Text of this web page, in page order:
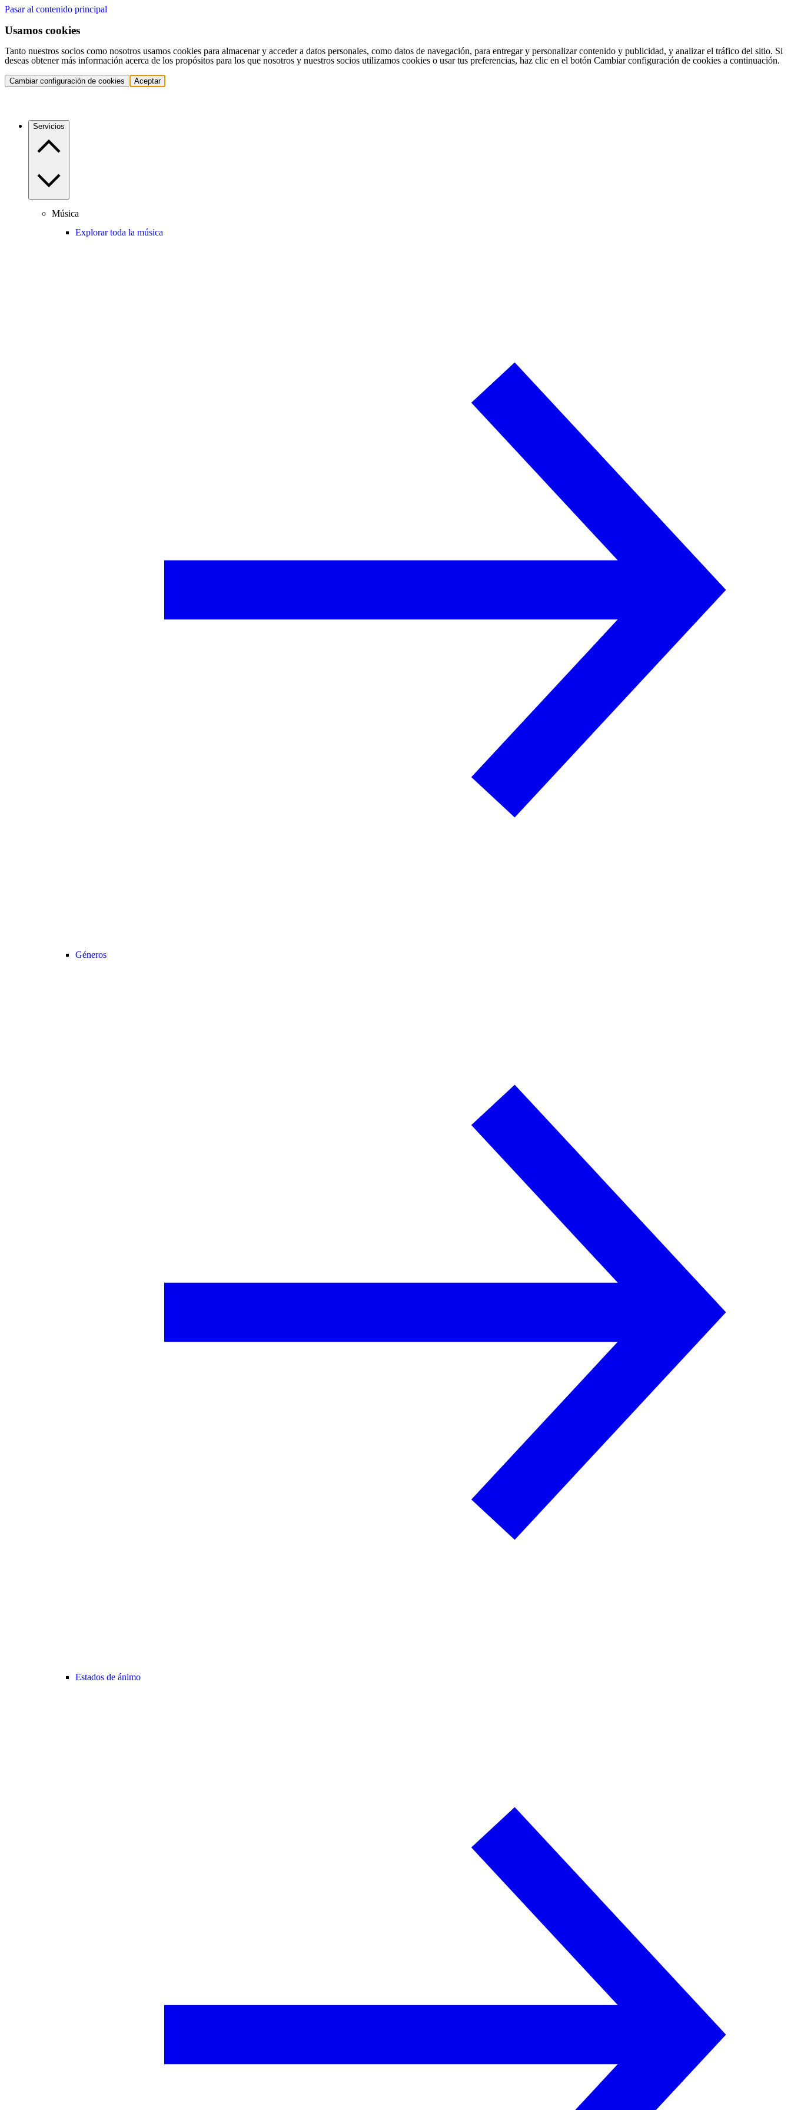
Pasar al contenido principal
Usamos cookies
Tanto nuestros socios como nosotros usamos cookies para almacenar y acceder a datos personales, como datos de navegación, para entregar y personalizar contenido y publicidad, y analizar el tráfico del sitio. Si
deseas obtener más información acerca de los propósitos para los que nosotros y nuestros socios utilizamos cookies o usar tus preferencias, haz clic en el botón Cambiar configuración de cookies a continuación.
Cambiar configuración de cookies Aceptar
Servicios
Música
Explorar toda la música
Géneros
Estados de ánimo